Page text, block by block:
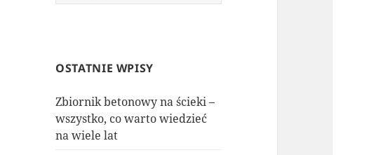
OSTATNIE WPISY
Zbiornik betonowy na ścieki –
wszystko, co warto wiedzieć
na wiele lat